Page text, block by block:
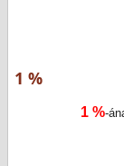
1 %
1 %-